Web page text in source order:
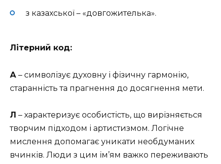
з казахської – «довгожителька».
Літерний код:
А – символізує духовну і фізичну гармонію,
старанність та прагнення до досягнення мети.
Л – характеризує особистість, що вирізняється
творчим підходом і артистизмом. Логічне
мислення допомагає уникати необдуманих
вчинків. Люди з цим ім’ям важко переживають